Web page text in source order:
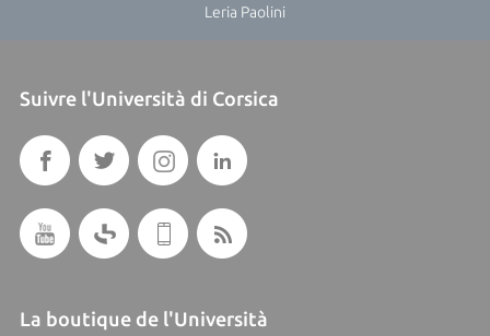
Leria Paolini
Suivre l'Università di Corsica
La boutique de l'Università